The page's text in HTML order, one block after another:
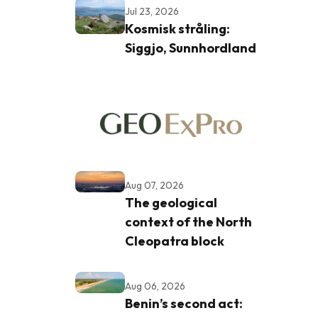
Jul 23, 2026
Kosmisk stråling:
Siggjo, Sunnhordland
Aug 07, 2026
The geological
context of the North
Cleopatra block
Aug 06, 2026
Benin’s second act: